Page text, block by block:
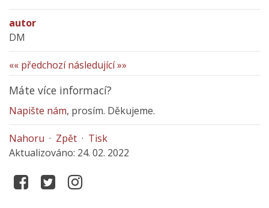
autor
DM
«« předchozí následující »»
Máte více informací?
Napište nám, prosím. Děkujeme.
Nahoru · Zpět · Tisk
Aktualizováno: 24. 02. 2022